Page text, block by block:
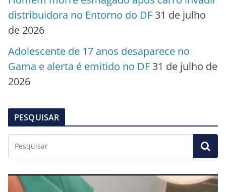
distribuidora no Entorno do DF 31 de julho
de 2026
Adolescente de 17 anos desaparece no
Gama e alerta é emitido no DF 31 de julho de
2026
PESQUISAR